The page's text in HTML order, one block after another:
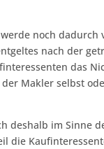
noch dadurch
nach der
das
Makler selbst
im Sinne
die